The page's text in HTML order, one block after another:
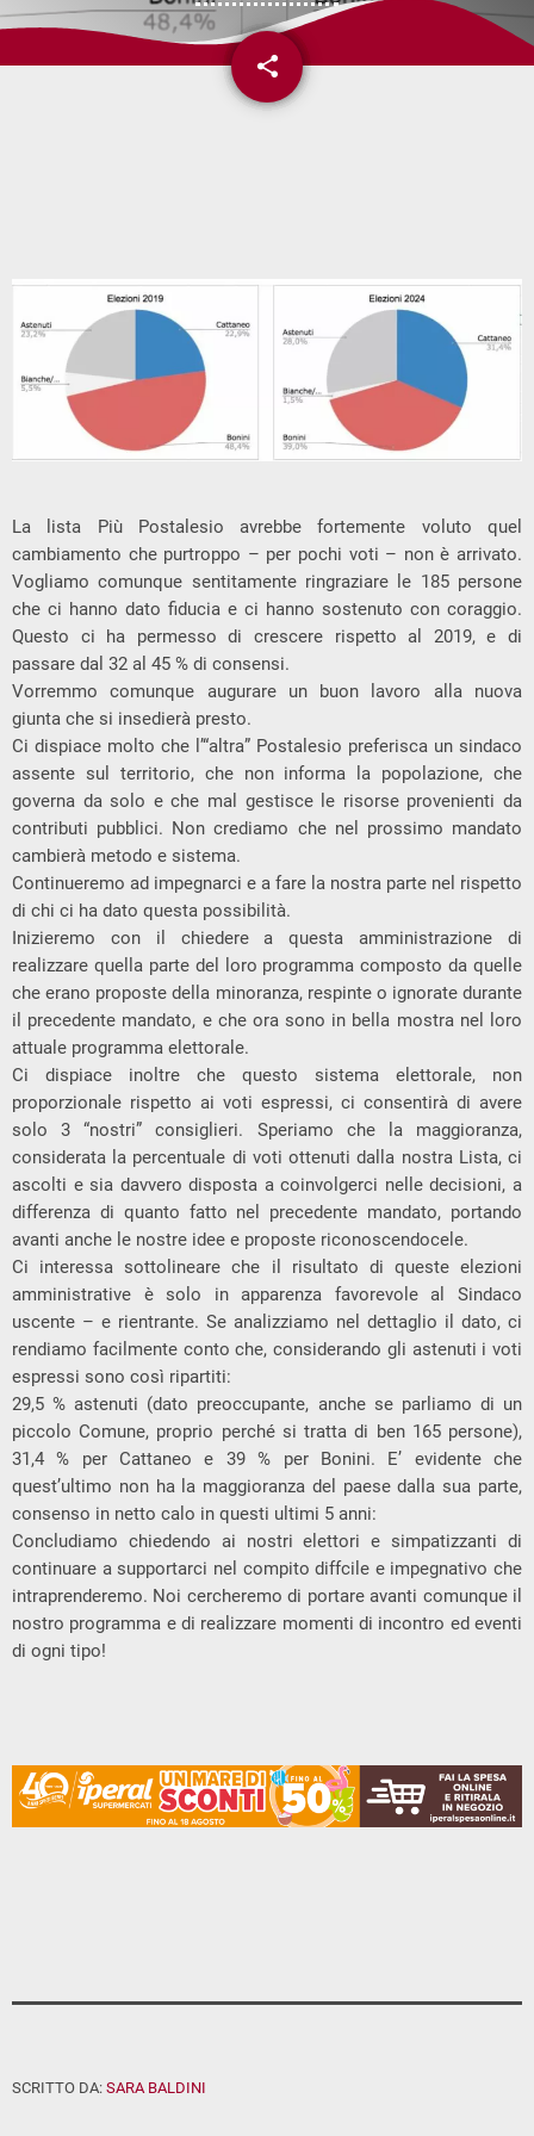
share
email
La lista Più Postalesio avrebbe fortemente voluto quel
cambiamento che purtroppo – per pochi voti – non è arrivato.
Vogliamo comunque sentitamente ringraziare le 185 persone
che ci hanno dato fiducia e ci hanno sostenuto con coraggio.
Questo ci ha permesso di crescere rispetto al 2019, e di
passare dal 32 al 45 % di consensi.
Vorremmo comunque augurare un buon lavoro alla nuova
giunta che si insedierà presto.
Ci dispiace molto che l’“altra” Postalesio preferisca un sindaco
assente sul territorio, che non informa la popolazione, che
governa da solo e che mal gestisce le risorse provenienti da
contributi pubblici. Non crediamo che nel prossimo mandato
cambierà metodo e sistema.
Continueremo ad impegnarci e a fare la nostra parte nel rispetto
di chi ci ha dato questa possibilità.
Inizieremo con il chiedere a questa amministrazione di
realizzare quella parte del loro programma composto da quelle
che erano proposte della minoranza, respinte o ignorate durante
il precedente mandato, e che ora sono in bella mostra nel loro
attuale programma elettorale.
Ci dispiace inoltre che questo sistema elettorale, non
proporzionale rispetto ai voti espressi, ci consentirà di avere
solo 3 “nostri” consiglieri. Speriamo che la maggioranza,
considerata la percentuale di voti ottenuti dalla nostra Lista, ci
ascolti e sia davvero disposta a coinvolgerci nelle decisioni, a
differenza di quanto fatto nel precedente mandato, portando
avanti anche le nostre idee e proposte riconoscendocele.
Ci interessa sottolineare che il risultato di queste elezioni
amministrative è solo in apparenza favorevole al Sindaco
uscente – e rientrante. Se analizziamo nel dettaglio il dato, ci
rendiamo facilmente conto che, considerando gli astenuti i voti
espressi sono così ripartiti:
29,5 % astenuti (dato preoccupante, anche se parliamo di un
piccolo Comune, proprio perché si tratta di ben 165 persone),
31,4 % per Cattaneo e 39 % per Bonini. E’ evidente che
quest’ultimo non ha la maggioranza del paese dalla sua parte,
consenso in netto calo in questi ultimi 5 anni:
Concludiamo chiedendo ai nostri elettori e simpatizzanti di
continuare a supportarci nel compito diffcile e impegnativo che
intraprenderemo. Noi cercheremo di portare avanti comunque il
nostro programma e di realizzare momenti di incontro ed eventi
di ogni tipo!
SCRITTO DA: SARA BALDINI